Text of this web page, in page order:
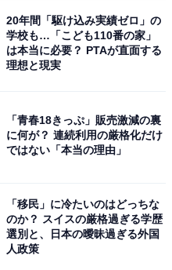
20年間「駆け込み実績ゼロ」の
学校も…「こども110番の家」
は本当に必要？ PTAが直面する
理想と現実
「青春18きっぷ」販売激減の裏
に何が？ 連続利用の厳格化だけ
ではない「本当の理由」
「移民」に冷たいのはどっちな
のか？ スイスの厳格過ぎる学歴
選別と、日本の曖昧過ぎる外国
人政策